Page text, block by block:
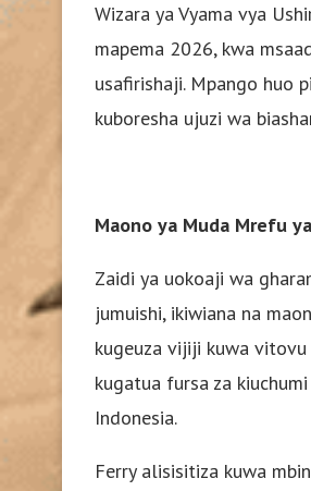
Wizara ya Vyama vya
mapema 2026, kwa
usafirishaji. Mpango huo
kuboresha ujuzi wa
Maono ya Muda Mrefu
Zaidi ya uokoaji wa
jumuishi, ikiwiana na
kugeuza vijiji kuwa
kugatua fursa za
Indonesia.
Ferry alisisitiza kuwa